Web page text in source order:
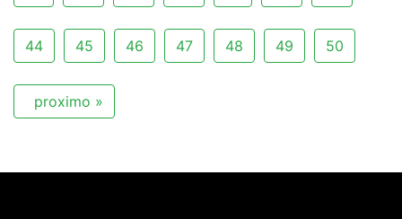
44 45 46 47 48 49 50
proximo »